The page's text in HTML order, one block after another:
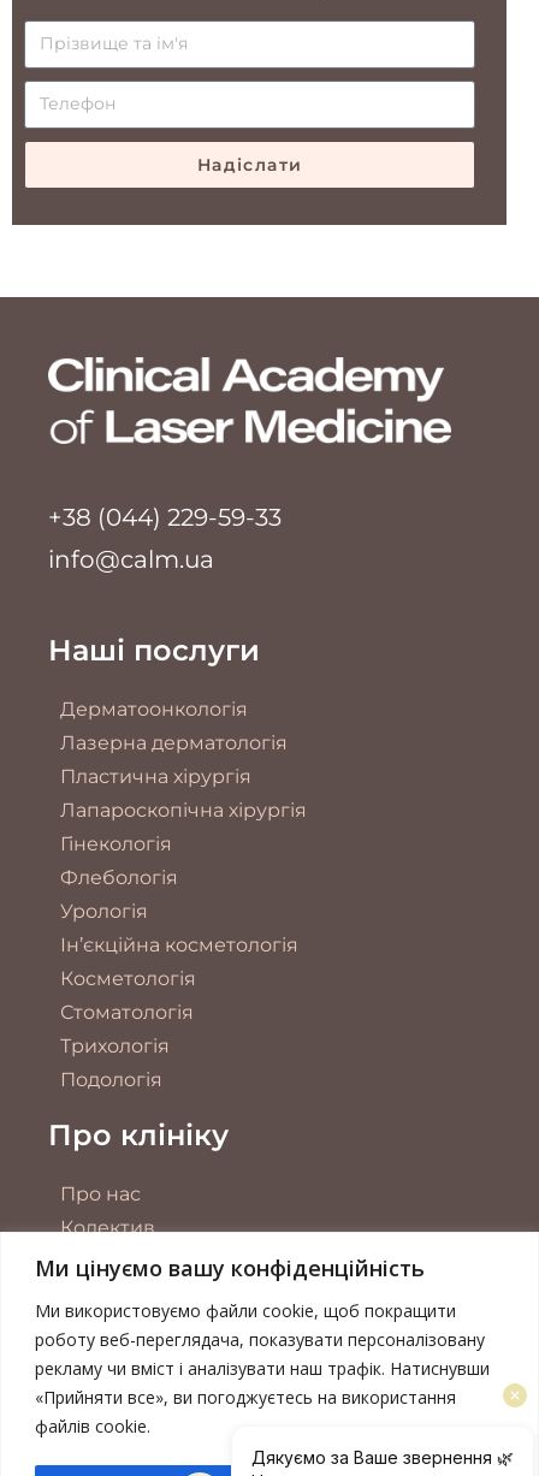
Ми цінуємо вашу конфіденційність
Ми використовуємо файли cookie, щоб покращити
роботу веб-переглядача, показувати персоналізовану
рекламу чи вміст і аналізувати наш трафік. Натиснувши
«Прийняти все», ви погоджуєтесь на використання
файлів cookie.
Надіслати
+38 (044) 229-59-33
info@calm.ua
Наші послуги
Дерматоонкологія
Лазерна дерматологія
Пластична хірургія
Лапароскопічна хірургія
Гінекологія
Флебологія
Урологія
Ін’єкційна косметологія
Косметологія
Стоматологія
Трихологія
Подологія
Про клініку
Про нас
Колектив
Обладнання
Контакти
Публічна оферта
Політика конфіденційності